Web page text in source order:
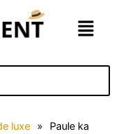
Menu
luxe » Paule ka